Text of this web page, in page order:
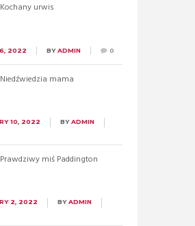
Kochany urwis
2022 BYADMIN 0
Niedźwiedzia mama
10, 2022 BYADMIN
Prawdziwy miś Paddington
2, 2022 BYADMIN